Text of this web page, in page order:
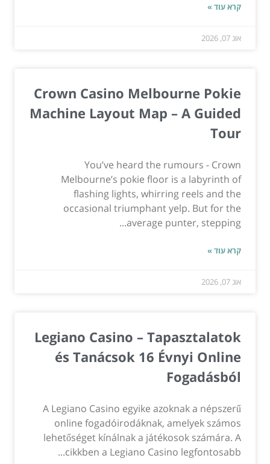
קרא עוד »
אוג 07, 2026
Crown Casino Melbourne Pokie
Machine Layout Map – A Guided
Tour
You’ve heard the rumours - Crown
Melbourne’s pokie floor is a labyrinth of
flashing lights, whirring reels and the
occasional triumphant yelp. But for the
average punter, stepping...
קרא עוד »
אוג 07, 2026
Legiano Casino – Tapasztalatok
és Tanácsok 16 Évnyi Online
Fogadásból
A Legiano Casino egyike azoknak a népszerű
online fogadóirodáknak, amelyek számos
lehetőséget kínálnak a játékosok számára. A
cikkben a Legiano Casino legfontosabb...